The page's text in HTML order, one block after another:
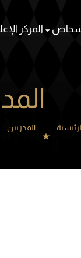
المركز
المدربين